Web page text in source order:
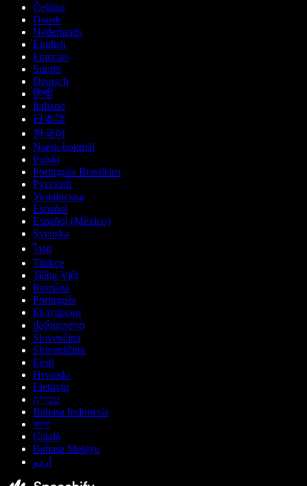
Čeština
Dansk
Nederlands
English
Français
Suomi
Deutsch
हिन्दी
Italiano
日本語
한국어
Norsk bokmål
Polski
Português Brasileiro
Русский
Українська
Español
Español (México)
Svenska
ไทย
Türkçe
Tiếng Việt
Română
Português
Български
ქართული
Slovenčina
Slovenščina
Eesti
Hrvatski
Lietuvių
עברית
Bahasa Indonesia
বাংলা
Català
Bahasa Melayu
اردو